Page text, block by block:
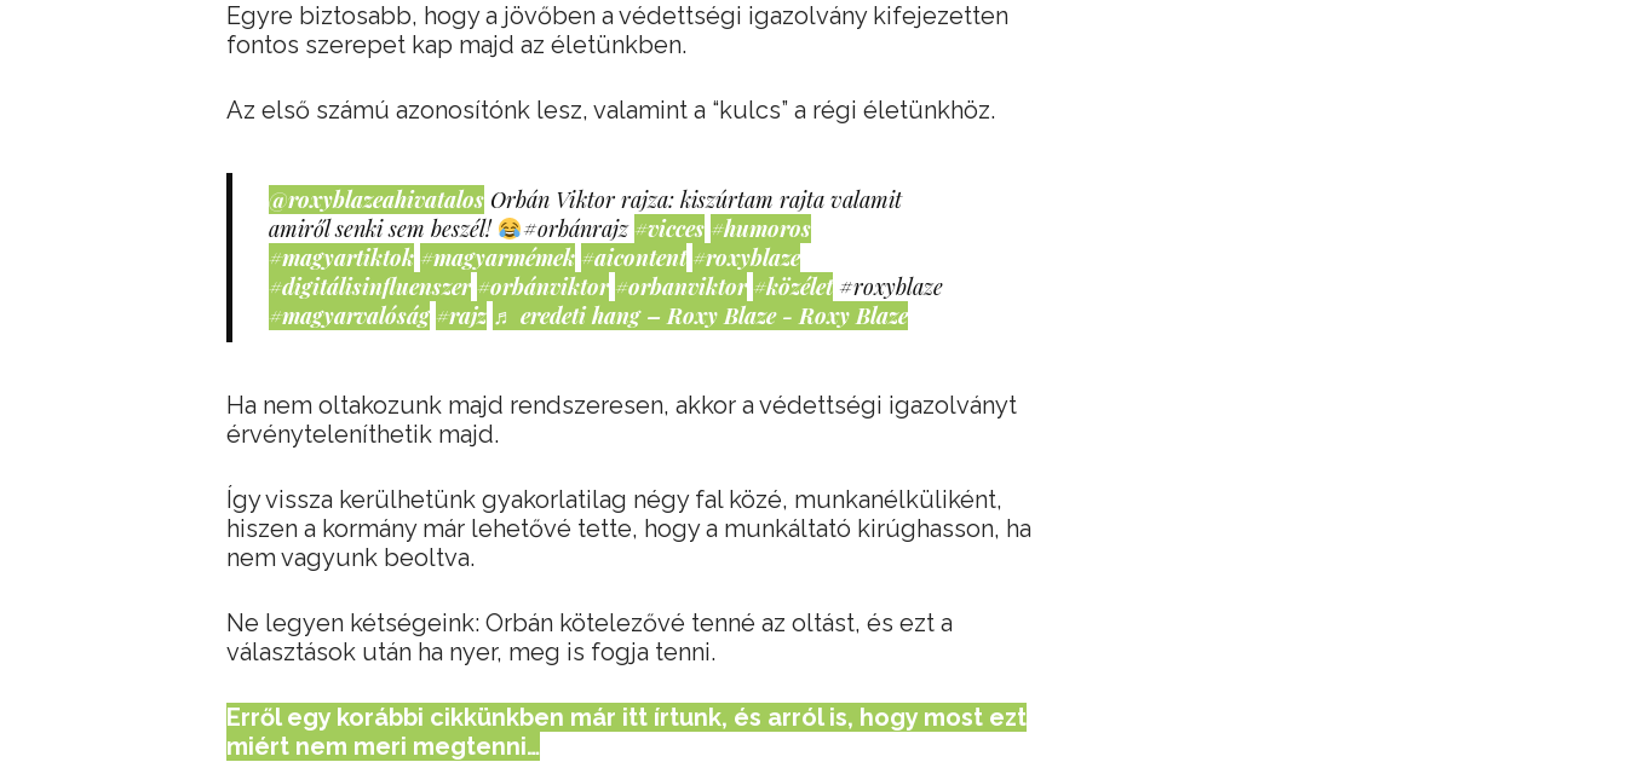
Egyre biztosabb, hogy a jövőben a védettségi igazolvány kifejezetten
fontos szerepet kap majd az életünkben.
Az első számú azonosítónk lesz, valamint a “kulcs” a régi életünkhöz.
@roxyblazeahivatalos Orbán Viktor rajza: kiszúrtam rajta valamit
amiről senki sem beszél!
#orbánrajz #vicces #humoros
#magyartiktok #magyarmémek #aicontent #roxyblaze
#digitálisinfluenszer #orbánviktor #orbanviktor #közélet #roxyblaze
#magyarvalóság #rajz ♬ eredeti hang – Roxy Blaze - Roxy Blaze
Ha nem oltakozunk majd rendszeresen, akkor a védettségi igazolványt
érvényteleníthetik majd.
Így vissza kerülhetünk gyakorlatilag négy fal közé, munkanélküliként,
hiszen a kormány már lehetővé tette, hogy a munkáltató kirúghasson, ha
nem vagyunk beoltva.
Ne legyen kétségeink: Orbán kötelezővé tenné az oltást, és ezt a
választások után ha nyer, meg is fogja tenni.
Erről egy korábbi cikkünkben már itt írtunk, és arról is, hogy most ezt
miért nem meri megtenni…